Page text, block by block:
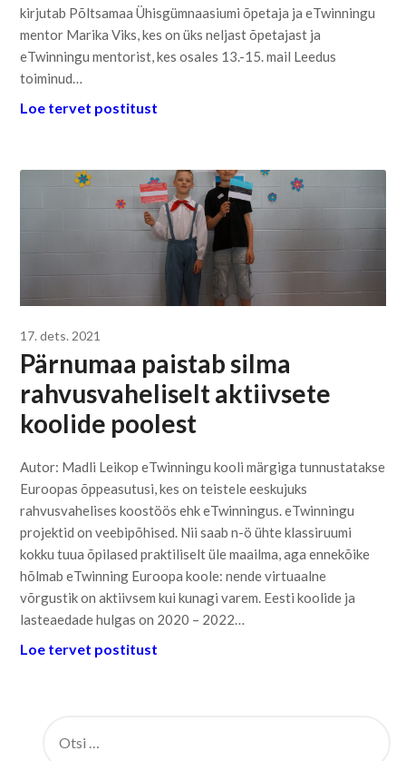
kirjutab Põltsamaa Ühisgümnaasiumi õpetaja ja eTwinningu
mentor Marika Viks, kes on üks neljast õpetajast ja
eTwinningu mentorist, kes osales 13.-15. mail Leedus
toiminud…
Loe tervet postitust
17. dets. 2021
Pärnumaa paistab silma
rahvusvaheliselt aktiivsete
koolide poolest
Autor: Madli Leikop eTwinningu kooli märgiga tunnustatakse
Euroopas õppeasutusi, kes on teistele eeskujuks
rahvusvahelises koostöös ehk eTwinningus. eTwinningu
projektid on veebipõhised. Nii saab n-ö ühte klassiruumi
kokku tuua õpilased praktiliselt üle maailma, aga ennekõike
hõlmab eTwinning Euroopa koole: nende virtuaalne
võrgustik on aktiivsem kui kunagi varem. Eesti koolide ja
lasteaedade hulgas on 2020 – 2022…
Loe tervet postitust